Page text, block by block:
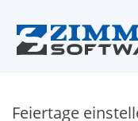
Feiertage